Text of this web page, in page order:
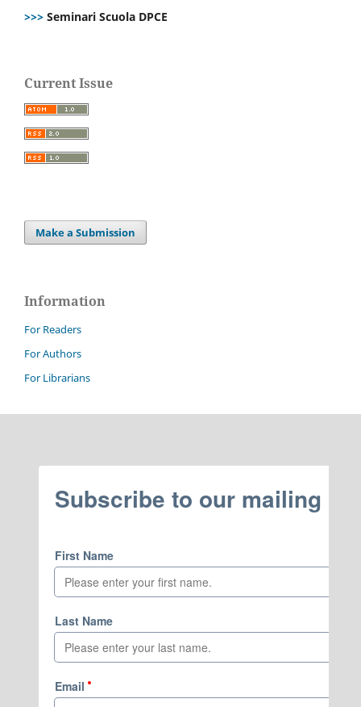
>>> Seminari Scuola DPCE
Current Issue
Make a Submission
Information
For Readers
For Authors
For Librarians